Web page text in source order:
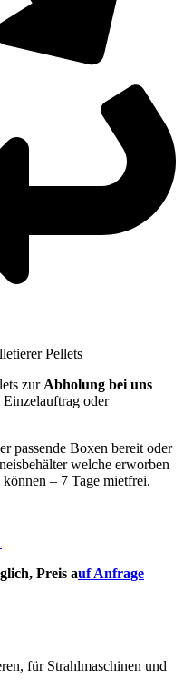
zur Abholung bei uns
Einzelauftrag oder
passende Boxen bereit oder
welche erworben
– 7 Tage mietfrei.
Preis auf Anfrage
für Strahlmaschinen und